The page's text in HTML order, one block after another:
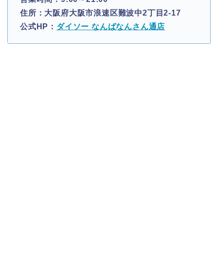
住所：大阪府大阪市浪速区難波中2丁目2-17
公式HP： ダイソー なんばなんさん通店